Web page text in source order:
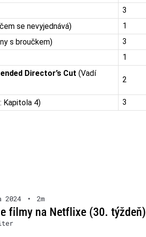
3
se nevyjednává)
1
s broučkem)
3
1
Director’s Cut (Vadí
2
Kapitola 4) 3
2024 • 2m
filmy na Netflixe (30. týždeň)